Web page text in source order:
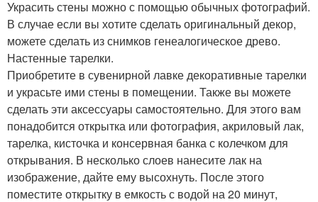
Украсить стены можно с помощью обычных фотографий.
В случае если вы хотите сделать оригинальный декор,
можете сделать из снимков генеалогическое древо.
Настенные тарелки.
Приобретите в сувенирной лавке декоративные тарелки
и украсьте ими стены в помещении. Также вы можете
сделать эти аксессуары самостоятельно. Для этого вам
понадобится открытка или фотография, акриловый лак,
тарелка, кисточка и консервная банка с колечком для
открывания. В несколько слоев нанесите лак на
изображение, дайте ему высохнуть. После этого
поместите открытку в емкость с водой на 20 минут,